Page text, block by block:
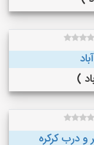
و درب کرکره